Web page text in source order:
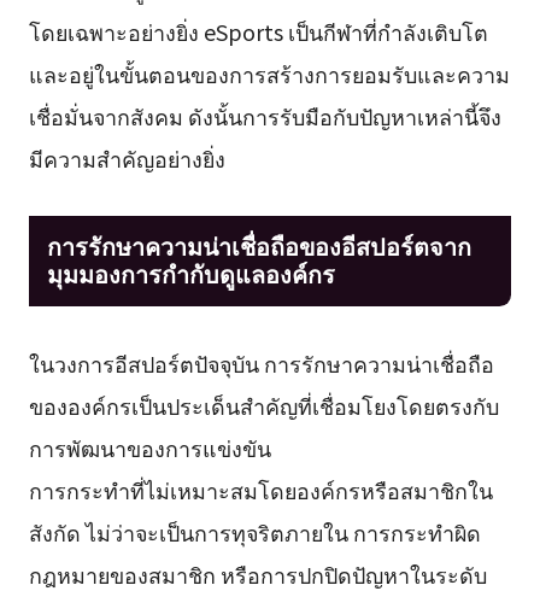
โดยเฉพาะอย่างยิ่ง eSports เป็นกีฬาที่กำลังเติบโต
และอยู่ในขั้นตอนของการสร้างการยอมรับและความ
เชื่อมั่นจากสังคม ดังนั้นการรับมือกับปัญหาเหล่านี้จึง
มีความสำคัญอย่างยิ่ง
การรักษาความน่าเชื่อถือของอีสปอร์ตจาก
มุมมองการกำกับดูแลองค์กร
ในวงการอีสปอร์ตปัจจุบัน การรักษาความน่าเชื่อถือ
ขององค์กรเป็นประเด็นสำคัญที่เชื่อมโยงโดยตรงกับ
การพัฒนาของการแข่งขัน
การกระทำที่ไม่เหมาะสมโดยองค์กรหรือสมาชิกใน
สังกัด ไม่ว่าจะเป็นการทุจริตภายใน การกระทำผิด
กฎหมายของสมาชิก หรือการปกปิดปัญหาในระดับ